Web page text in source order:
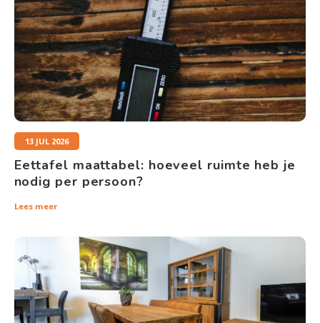
Tv-meubelen
Barkrukken
Eetkamerbanken
13 JUL 2026
Eettafel maattabel: hoeveel ruimte heb je
nodig per persoon?
Lees meer